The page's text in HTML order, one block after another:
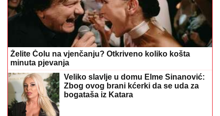
Želite Čolu na vjenčanju? Otkriveno koliko košta
minuta pjevanja
Veliko slavlje u domu Elme Sinanović:
Zbog ovog brani kćerki da se uda za
bogataša iz Katara